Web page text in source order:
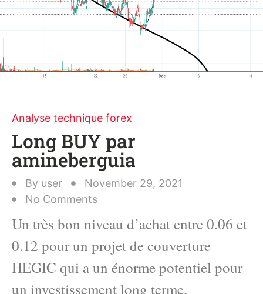
Analyse technique forex
Long BUY par
amineberguia
By user
November 29, 2021
No Comments
Un très bon niveau d’achat entre 0.06 et
0.12 pour un projet de couverture
HEGIC qui a un énorme potentiel pour
un investissement long terme.